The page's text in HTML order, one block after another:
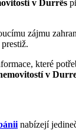
v Durrës
zájmu
které
v
nabízejí